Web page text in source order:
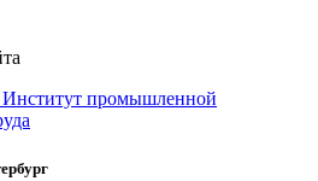
Институт промышленной